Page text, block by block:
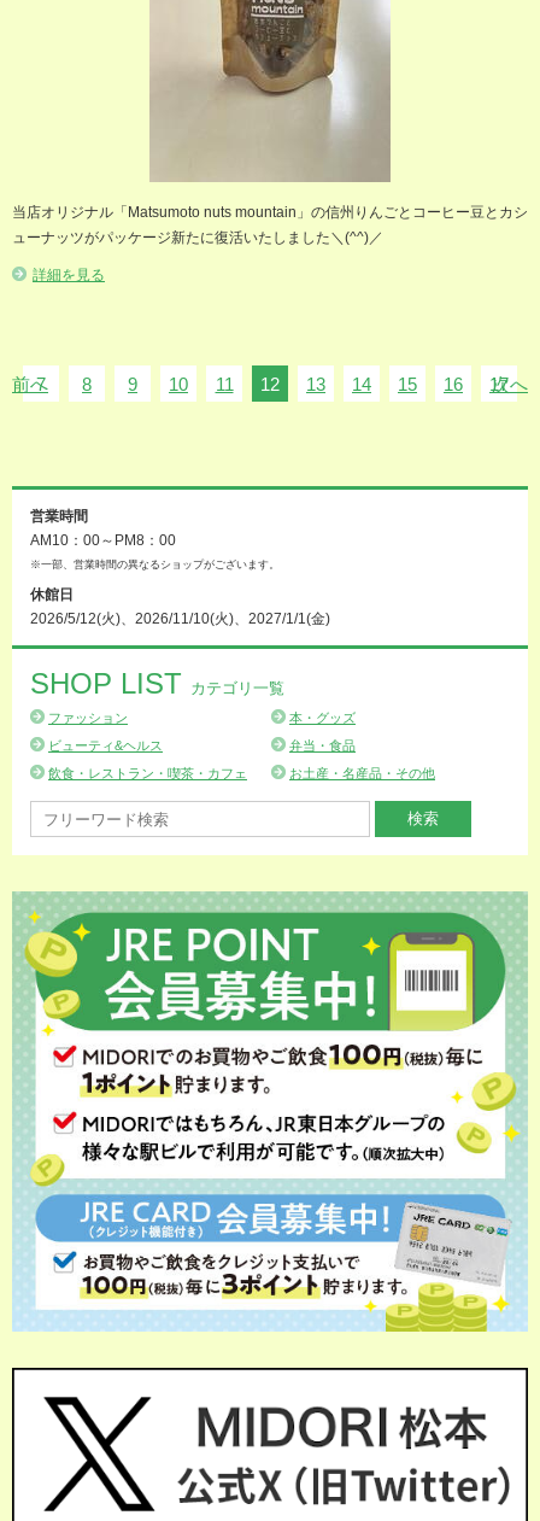
当店オリジナル「Matsumoto nuts mountain」の信州りんごとコーヒー豆とカシ
ューナッツがパッケージ新たに復活いたしました＼(^^)／
詳細を見る
前へ
7 8 9 10 11 12 13 14 15 16 17
次へ
営業時間
AM10：00～PM8：00
※一部、営業時間の異なるショップがございます。
休館日
2026/5/12(火)、2026/11/10(火)、2027/1/1(金)
SHOP LIST カテゴリ一覧
ファッション
本・グッズ
ビューティ&ヘルス
弁当・食品
飲食・レストラン・喫茶・カフェ
お土産・名産品・その他